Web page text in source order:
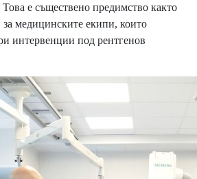
Това е съществено предимство както
за медицинските екипи, които
интервенции под рентгенов